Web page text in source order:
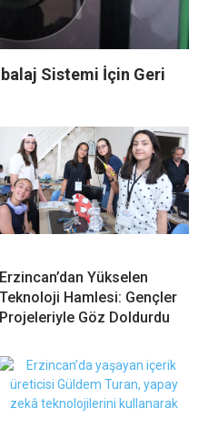
Sistemi İçin Geri
Erzincan’dan Yükselen
Teknoloji Hamlesi: Gençler
Projeleriyle Göz Doldurdu